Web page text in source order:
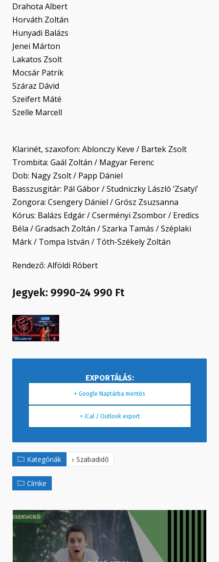
Drahota Albert
Horváth Zoltán
Hunyadi Balázs
Jenei Márton
Lakatos Zsolt
Mocsár Patrik
Száraz Dávid
Szeifert Máté
Szelle Marcell
Klarinét, szaxofon: Ablonczy Keve / Bartek Zsolt
Trombita: Gaál Zoltán / Magyar Ferenc
Dob: Nagy Zsolt / Papp Dániel
Basszusgitár: Pál Gábor / Studniczky László ‘Zsatyi’
Zongora: Csengery Dániel / Grósz Zsuzsanna
Kórus: Balázs Edgár / Cserményi Zsombor / Eredics
Béla / Gradsach Zoltán / Szarka Tamás / Széplaki
Márk / Tompa István / Tóth-Székely Zoltán
Rendező: Alföldi Róbert
Jegyek: 9990-24 990 Ft
+ Google Naptárba mentés
+ iCal / Outlook export
Kategóriák Szabadidő
Címke